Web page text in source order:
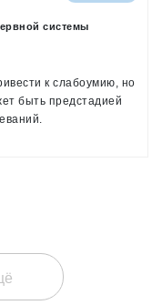
системы
к слабоумию, но
быть предстадией